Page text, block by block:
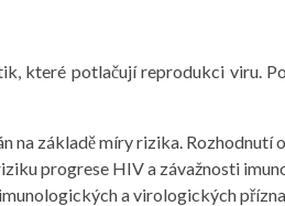
které potlačují reprodukci viru.
na základě míry rizika. Rozhodnutí
progrese HIV a závažnosti
a virologických